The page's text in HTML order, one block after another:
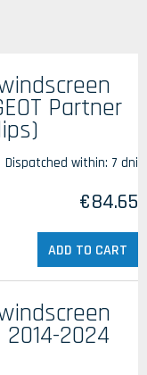
Partner
Dispatched within: 7 dni
€84.65
ADD TO CART
2024